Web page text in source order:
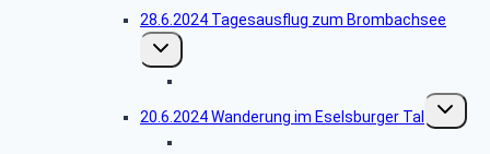
28.6.2024 Tagesausflug zum Brombachsee
Untermenü
umschalten
20.6.2024 Wanderung im Eselsburger Tal